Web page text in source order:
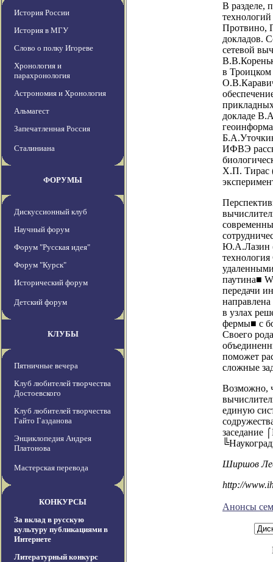
История России
История в МГУ
Слово о полку Игореве
Хронология и
парахронология
Астрономия и Хронология
Альмагест
Запечатленная Россия
Сталиниана
ФОРУМЫ
Дискуссионный клуб
Научный форум
Форум "Русская идея"
Форум "Курск"
Исторический форум
Детский форум
КЛУБЫ
Пятничные вечера
Клуб любителей творчества
Достоевского
Клуб любителей творчества
Гайто Газданова
Энциклопедия Андрея
Платонова
Мастерская перевода
КОНКУРСЫ
За вклад в русскую
культуру публикациями в
Интернете
Литературный конкурс
В разделе,
Протвино,
докладов.
сетевой
в Троицком
докладе
ИФВЭ
Х.П. Тирас
Ю.А.Лазин
технология
паутина■
передачи
в узлах
фермы■ с
Своего
поможет
сложные
Возможно,
единую
заседание
Ширшов
http://
Анонсы